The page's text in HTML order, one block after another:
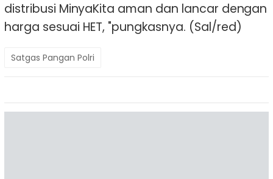
distribusi MinyaKita aman dan lancar dengan
harga sesuai HET, "pungkasnya. (Sal/red)
Satgas Pangan Polri